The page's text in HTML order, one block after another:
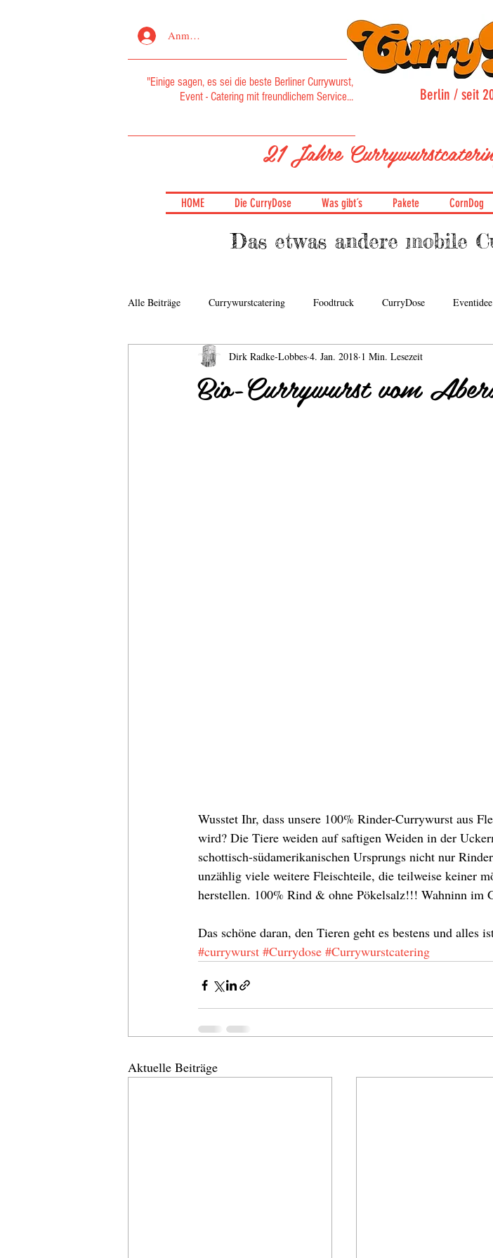
Berlin / seit
"Einige sagen, es sei die beste Berliner Currywurst,
Event - Catering mit freundlichem Service...
21 Jahre
Anmelden
HOME Die CurryDose Was gibt´s Pakete CornDog
Das etwas andere mobile
Alle Beiträge Currywurstcatering Foodtruck CurryDose Eventidee
CurrywurstCatering Onlineshop Currywurst Coffee Bike
Bio-Currywurst vom
Dirk Radke-Lobbes 4. Jan. 2018 1 Min. Lesezeit
Wusstet Ihr, dass unsere 100% Rinder-Currywurst aus
wird? Die Tiere weiden auf saftigen Weiden in der
schottisch-südamerikanischen Ursprungs nicht nur
unzählig viele weitere Fleischteile, die teilweise keiner
herstellen. 100% Rind & ohne Pökelsalz!!! Wahninn im
Das schöne daran, den Tieren geht es bestens und alles
#currywurst #Currydose #Currywurstcatering
Aktuelle Beiträge